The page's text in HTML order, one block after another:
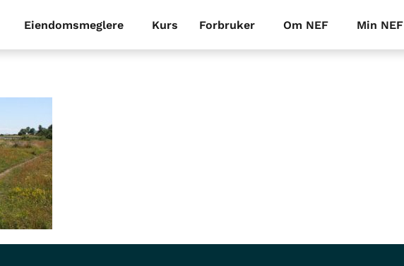
Eiendomsmeglere Kurs Forbruker Om NEF Min NEF